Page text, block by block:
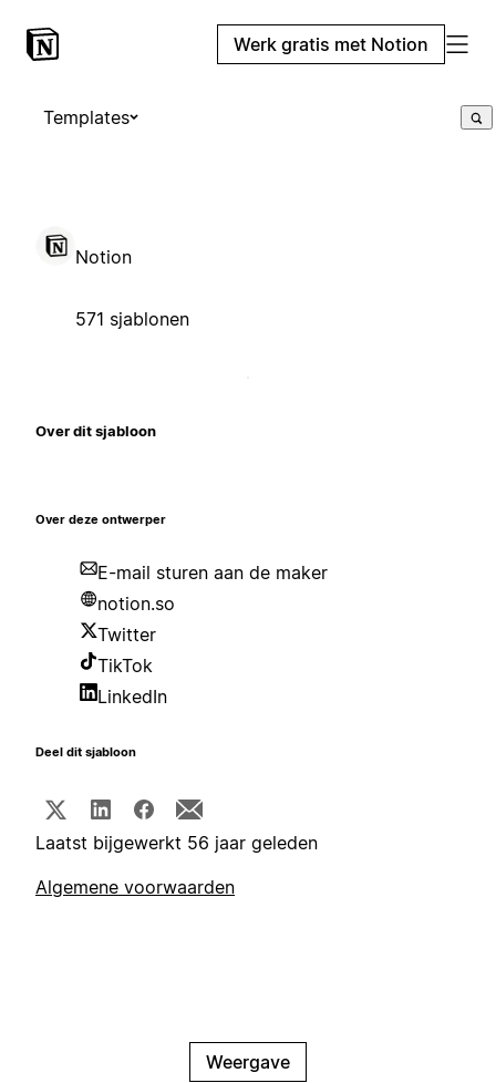
Werk gratis met Notion
Templates
Notion
571 sjablonen
Over dit sjabloon
Over deze ontwerper
E-mail sturen aan de maker
notion.so
Twitter
TikTok
LinkedIn
Deel dit sjabloon
Laatst bijgewerkt 56 jaar geleden
Algemene voorwaarden
Weergave